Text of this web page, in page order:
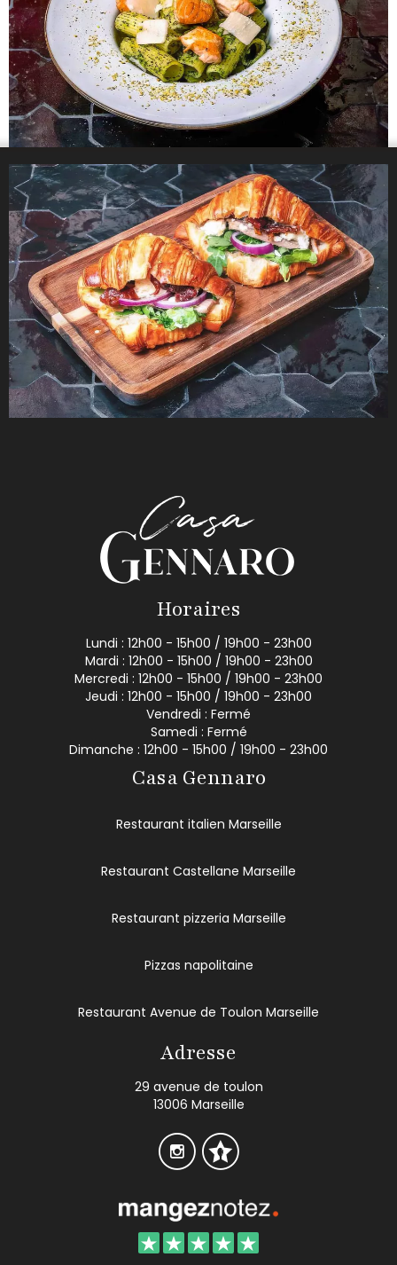
Horaires
Lundi : 12h00 - 15h00 / 19h00 - 23h00
Mardi : 12h00 - 15h00 / 19h00 - 23h00
Mercredi : 12h00 - 15h00 / 19h00 - 23h00
Jeudi : 12h00 - 15h00 / 19h00 - 23h00
Vendredi : Fermé
Samedi : Fermé
Dimanche : 12h00 - 15h00 / 19h00 - 23h00
Casa Gennaro
Restaurant italien Marseille
Restaurant Castellane Marseille
Restaurant pizzeria Marseille
Pizzas napolitaine
Restaurant Avenue de Toulon Marseille
Adresse
29 avenue de toulon
13006 Marseille